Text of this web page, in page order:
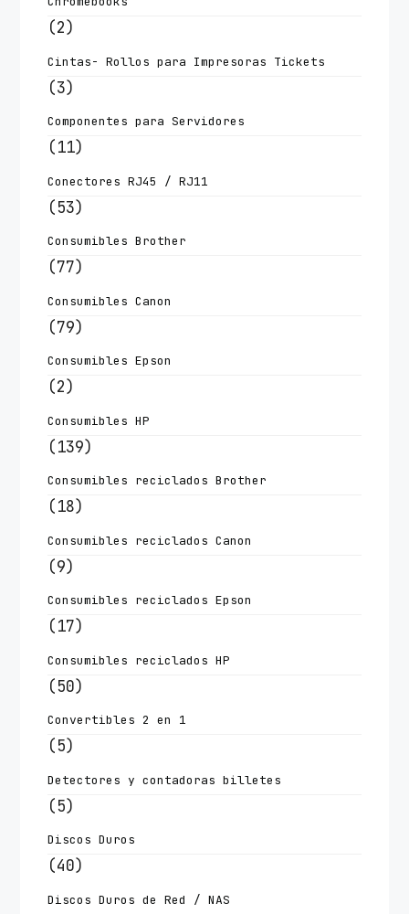
(2)
Cintas- Rollos para Impresoras Tickets
(3)
Componentes para Servidores
(11)
Conectores RJ45 / RJ11
(53)
Consumibles Brother
(77)
Consumibles Canon
(79)
Consumibles Epson
(2)
Consumibles HP
(139)
Consumibles reciclados Brother
(18)
Consumibles reciclados Canon
(9)
Consumibles reciclados Epson
(17)
Consumibles reciclados HP
(50)
Convertibles 2 en 1
(5)
Detectores y contadoras billetes
(5)
Discos Duros
(40)
Discos Duros de Red / NAS